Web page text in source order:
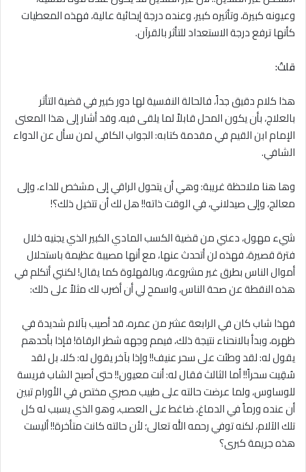
وعيونه كبيرة، وتأثيره كبير، وعنده درجة إيحائية عالية، فهذه المعطيات
كأنها ترفع درجة الاستعداد للتأثر بالقرآن.
قلتُ:
هذا كلام دقيق جداً، فالحالة النفسية لها دور كبير في قضية التأثر
بالعلاج، بأن يكون المحل قابلاً لما يلقى فيه، وقد أشار إلى هذا المعنى
الإمام ابن القيم في مقدمة كتابه: الجواب الكافي لمن سأل عن الدواء
الشافي.
وها هنا ملاحظة غريبة: وهي أن يتحول الراقي إلى مشخص للداء، وإلى
معالج، وإلى صيدلاني، في الوقت ذاته!! هل لك أن تتخيل ذلك؟!
شيء مهول، دعني من قضية الكسب المادي الكبير الذي يجنيه خلال
فترة قصيرة، فهذه لن أتحدث عنها، مع أنها مصيبة عظيمة باستحلال
أموال الناس بطرق غير مشروعة، وبالفهلوة كما يقال! لكنني أتكلم في
هذه النقطة عن صحة الناس، واسمح لي أن أضرب لك مثلاً على ذلك:
فهذا شاب كان في الرابعة عشر من عمره، قد أصيب بآلام شديدة في
ظهره، وبدأ بالانحناء نتيجة ذلك، فيمم وجهه شطر الرقاة! فإذا بأحدهم
يقول له: لقد وطئت على سحر عنيف!! وإذا بآخر يقول له: كلا، بل لقد
سُقِيت سحراً!! أما الثالث فقال له: أنت معيون!! حتى أصبح الشاب فريسة
للوساوس، ولما عرضت حالته على طبيب مصري مختص في الأورام تبين
أن عنده ورماً في الدماغ، ضاغط على العصب، وهو الذي يسبب له كل
تلك الآلام، لكنه توفي رحمه الله تعالى؛ لأن حالته كانت متأخرة!! أليست
هذه جريمة كبرى؟